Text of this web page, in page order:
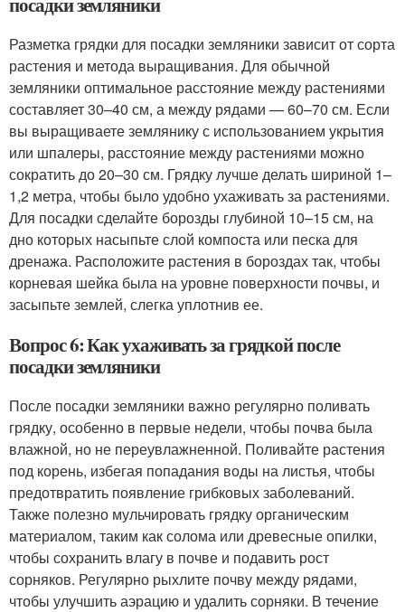
Разметка грядки для посадки земляники зависит от сорта
растения и метода выращивания. Для обычной
земляники оптимальное расстояние между растениями
составляет 30–40 см, а между рядами — 60–70 см. Если
вы выращиваете землянику с использованием укрытия
или шпалеры, расстояние между растениями можно
сократить до 20–30 см. Грядку лучше делать шириной 1–
1,2 метра, чтобы было удобно ухаживать за растениями.
Для посадки сделайте борозды глубиной 10–15 см, на
дно которых насыпьте слой компоста или песка для
дренажа. Расположите растения в бороздах так, чтобы
корневая шейка была на уровне поверхности почвы, и
засыпьте землей, слегка уплотнив ее.
Вопрос 6: Как ухаживать за грядкой после
посадки земляники
После посадки земляники важно регулярно поливать
грядку, особенно в первые недели, чтобы почва была
влажной, но не переувлажненной. Поливайте растения
под корень, избегая попадания воды на листья, чтобы
предотвратить появление грибковых заболеваний.
Также полезно мульчировать грядку органическим
материалом, таким как солома или древесные опилки,
чтобы сохранить влагу в почве и подавить рост
сорняков. Регулярно рыхлите почву между рядами,
чтобы улучшить аэрацию и удалить сорняки. В течение